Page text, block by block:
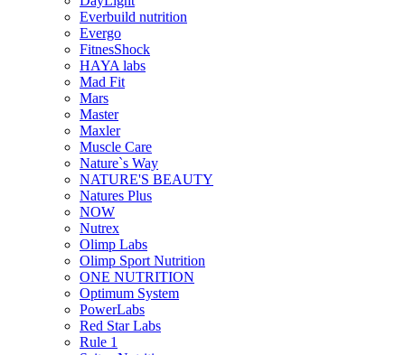
Everbuild nutrition
Evergo
FitnesShock
HAYA labs
Mad Fit
Mars
Master
Maxler
Muscle Care
Nature`s Way
NATURE'S BEAUTY
Natures Plus
NOW
Nutrex
Olimp Labs
Olimp Sport Nutrition
ONE NUTRITION
Optimum System
PowerLabs
Red Star Labs
Rule 1